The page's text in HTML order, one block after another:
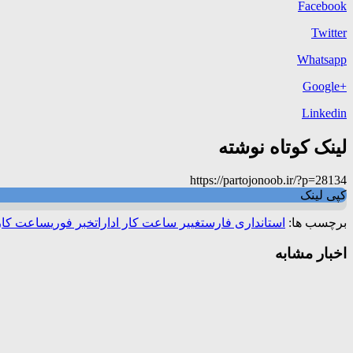
Facebook
Twitter
Whatsapp
+Google
Linkedin
لینک کوتاه نوشته
https://partojonoob.ir/?p=28134
کپی لینک
برچسب ها: استانداری فارستغییر ساعت کار اداراتخبر فوریساعت کار
اخبار مشابه